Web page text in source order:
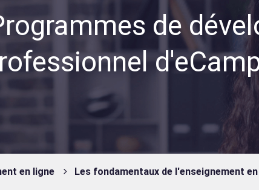
de
en ligne Les fondamentaux de l'enseignement